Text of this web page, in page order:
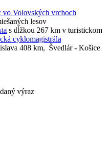
Volovských vrchoch
lesov
s dĺžkou 267 km v turistickom
cyklomagistrála
408 km, Švedlár - Košice
výraz